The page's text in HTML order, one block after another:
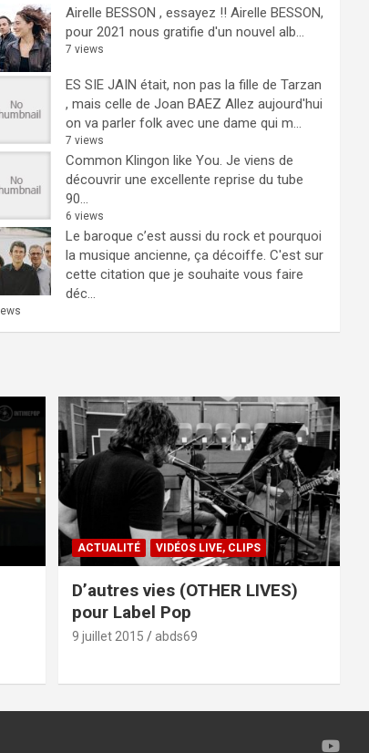
Airelle BESSON , essayez !! Airelle BESSON,
pour 2021 nous gratifie d'un nouvel alb...
7 views
ES SIE JAIN était, non pas la fille de Tarzan
, mais celle de Joan BAEZ Allez aujourd'hui
on va parler folk avec une dame qui m...
7 views
Common Klingon like You. Je viens de
découvrir une excellente reprise du tube
90...
6 views
Le baroque c’est aussi du rock et pourquoi
la musique ancienne, ça décoiffe. C'est sur
cette citation que je souhaite vous faire
déc...
ACTUALITÉ VIDÉOS LIVE, CLIPS
D’autres vies (OTHER LIVES)
pour Label Pop
9 juillet 2015 abds69